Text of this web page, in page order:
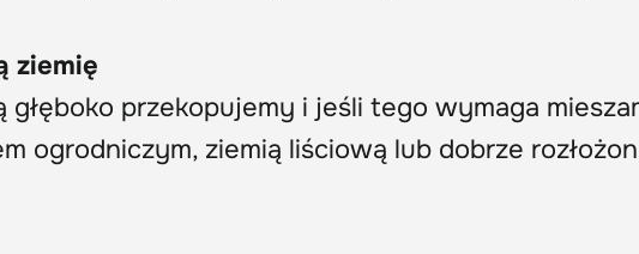
ziemię
głęboko przekopujemy i jeśli tego wymaga
ogrodniczym, ziemią liściową lub dobrze